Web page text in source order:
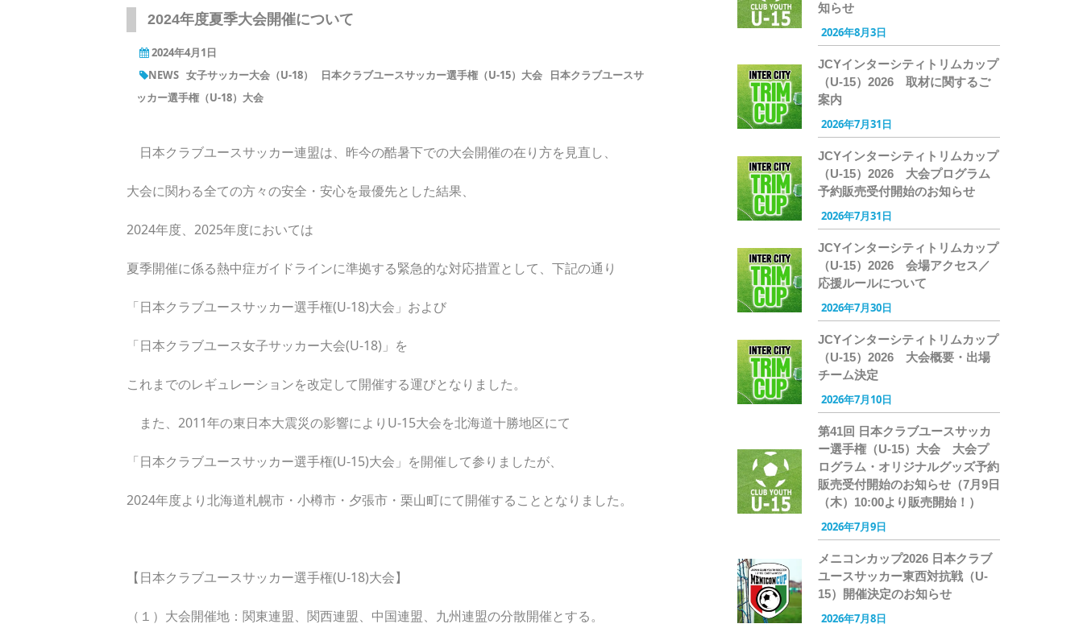
2024年度夏季大会開催について
2024年4月1日
NEWS 女子サッカー大会（U-18） 日本クラブユースサッカー選手権（U-15）大会
日本クラブユースサ
ッカー選手権（U-18）大会
日本クラブユースサッカー連盟は、昨今の酷暑下での大会開催の在り方を見直し、
大会に関わる全ての方々の安全・安心を最優先とした結果、
2024年度、2025年度においては
夏季開催に係る熱中症ガイドラインに準拠する緊急的な対応措置として、下記の通り
「日本クラブユースサッカー選手権(U-18)大会」および
「日本クラブユース女子サッカー大会(U-18)」を
これまでのレギュレーションを改定して開催する運びとなりました。
また、2011年の東日本大震災の影響によりU-15大会を北海道十勝地区にて
「日本クラブユースサッカー選手権(U-15)大会」を開催して参りましたが、
2024年度より北海道札幌市・小樽市・夕張市・栗山町にて開催することとなりました。
【日本クラブユースサッカー選手権(U-18)大会】
（１）大会開催地：関東連盟、関西連盟、中国連盟、九州連盟の分散開催とする。
知らせ
2026年8月3日
JCYインターシティトリムカップ
（U-15）2026 取材に関するご
案内
2026年7月31日
JCYインターシティトリムカップ
（U-15）2026 大会プログラム
予約販売受付開始のお知らせ
2026年7月31日
JCYインターシティトリムカップ
（U-15）2026 会場アクセス／
応援ルールについて
2026年7月30日
JCYインターシティトリムカップ
（U-15）2026 大会概要・出場
チーム決定
2026年7月10日
第41回 日本クラブユースサッカ
ー選手権（U-15）大会 大会プ
ログラム・オリジナルグッズ予約
販売受付開始のお知らせ（7月9日
（木）10:00より販売開始！）
2026年7月9日
メニコンカップ2026 日本クラブ
ユースサッカー東西対抗戦（U-
15）開催決定のお知らせ
2026年7月8日